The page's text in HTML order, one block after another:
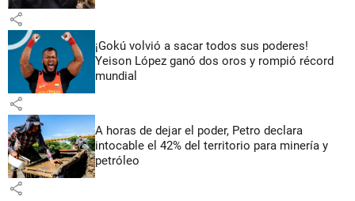
share
¡Gokú volvió a sacar todos sus poderes!
Yeison López ganó dos oros y rompió récord
mundial
share
A horas de dejar el poder, Petro declara
intocable el 42% del territorio para minería y
petróleo
share